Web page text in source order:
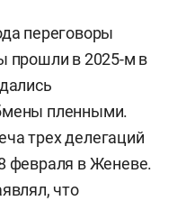
переговоры
прошли в 2025-м в
пленными.
трех делегаций
февраля в Женеве.
что